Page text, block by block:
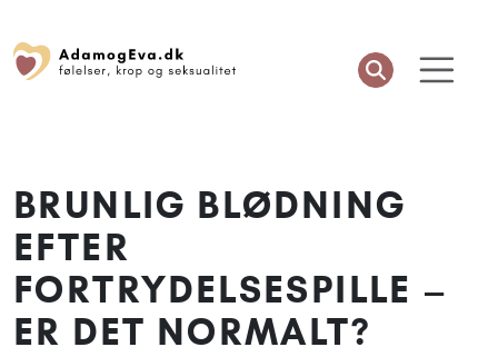
BRUNLIG BLØDNING
EFTER
FORTRYDELSESPILLE –
ER DET NORMALT?